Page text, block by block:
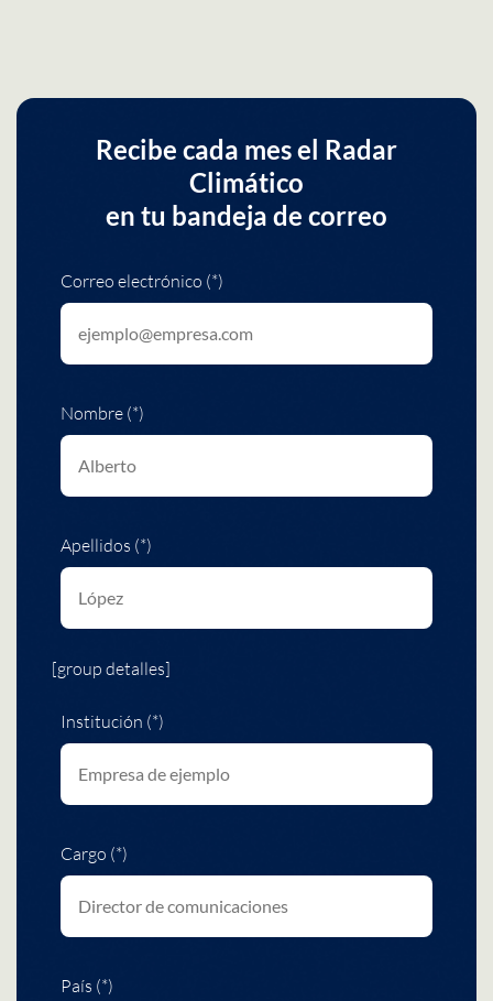
Recibe cada mes el Radar
Climático
en tu bandeja de correo
Correo electrónico (*)
Nombre (*)
Apellidos (*)
[group detalles]
Institución (*)
Cargo (*)
País (*)